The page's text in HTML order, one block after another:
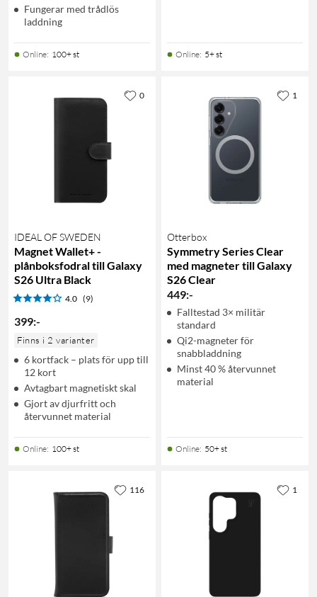
Fungerar med trådlös
laddning
Online: 100+ st Online: 5+ st
IDEAL OF SWEDEN
Magnet Wallet+ -
plånboksfodral till Galaxy
S26 Ultra Black
4.0 (9)
399:-
Finns i 2 varianter
6 kortfack – plats för upp till
12 kort
Avtagbart magnetiskt skal
Gjort av djurfritt och
återvunnet material
Online: 100+ st
0
Otterbox
Symmetry Series Clear
med magneter till Galaxy
S26 Clear
449:-
Falltestad 3× militär
standard
Qi2-magneter för
snabbladdning
Minst 40 % återvunnet
material
Online: 50+ st
1
116 1